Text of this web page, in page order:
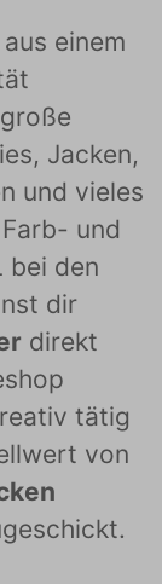
einem
Jacken,
und vieles
und
bei den
dir
direkt
tätig
von